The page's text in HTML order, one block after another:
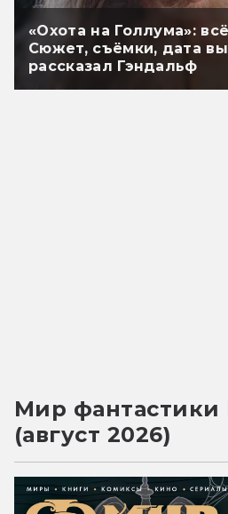
«Охота на Голлума»:
Сюжет, съёмки, дата
рассказал Гэндальф
Мир
(август 2026)